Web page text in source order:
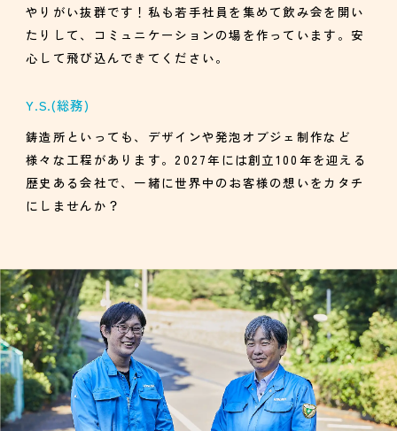
やりがい抜群です！私も若手社員を集めて飲み会を開い
たりして、コミュニケーションの場を作っています。安
心して飛び込んできてください。
Y.S.(総務)
鋳造所といっても、デザインや発泡オブジェ制作など
様々な工程があります。2027年には創立100年を迎える
歴史ある会社で、一緒に世界中のお客様の想いをカタチ
にしませんか？